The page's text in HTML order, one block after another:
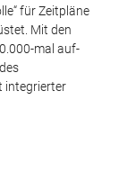
für Zeitpläne
Mit den
mal auf-
integrierter